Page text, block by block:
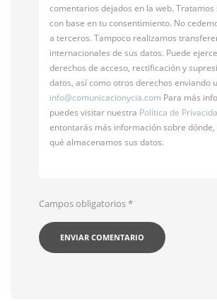
comentarios dejados en la web. Tratamos
con base en tu consentimiento. No
a terceros. Tampoco realizamos
internacionales de sus datos. Puede
derechos de acceso, rectificación y
datos, así como otros derechos enviando
info@comunicacionycia.com Para más
puedes visitar nuestra Política de
entontarás más información sobre
qué almacenamos sus datos.
Campos obligatorios*